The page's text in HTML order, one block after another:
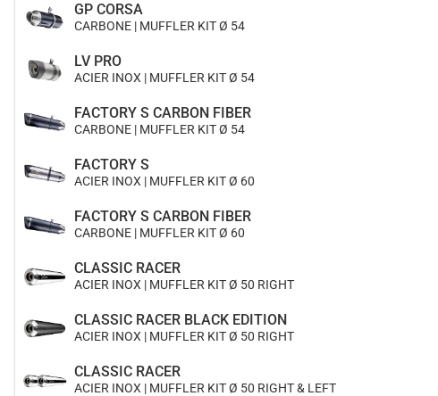
GP CORSA
CARBONE | MUFFLER KIT Ø 54
LV PRO
ACIER INOX | MUFFLER KIT Ø 54
FACTORY S CARBON FIBER
CARBONE | MUFFLER KIT Ø 54
FACTORY S
ACIER INOX | MUFFLER KIT Ø 60
FACTORY S CARBON FIBER
CARBONE | MUFFLER KIT Ø 60
CLASSIC RACER
ACIER INOX | MUFFLER KIT Ø 50 RIGHT
CLASSIC RACER BLACK EDITION
ACIER INOX | MUFFLER KIT Ø 50 RIGHT
CLASSIC RACER
ACIER INOX | MUFFLER KIT Ø 50 RIGHT & LEFT